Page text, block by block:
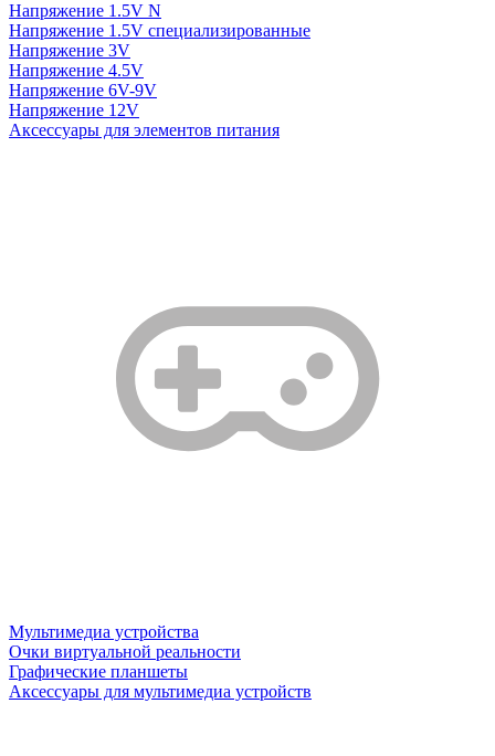
Напряжение 1.5V N
Напряжение 1.5V специализированные
Напряжение 3V
Напряжение 4.5V
Напряжение 6V-9V
Напряжение 12V
Аксессуары для элементов питания
Мультимедиа устройства
Очки виртуальной реальности
Графические планшеты
Аксессуары для мультимедиа устройств